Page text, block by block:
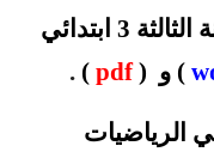
التوزيع الزمني الأسبوعي السنة الثالثة 3 ابتدائي
) و (pdf
)
.
الرياضيات